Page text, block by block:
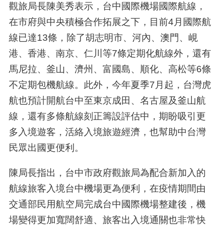
觀旅局長陳美秀表示，台中國際機場國際航線，
在市府與中央積極合作拓展之下，目前4月國際航
線已達13條，除了胡志明市、河內、澳門、峴
港、香港、南京、仁川等7條定期化航線外，還有
馬尼拉、釜山、濟州、富國島、順化、高松等6條
不定期包機航線。此外，今年夏季7月起，台灣虎
航也預計開航台中至東京成田、名古屋及釜山航
線，還有多條航線刻正籌設評估中，期盼吸引更
多入境遊客，活絡入境旅遊經濟，也幫助中台灣
民眾出國更便利。
陳局長指出，台中市政府觀旅局為配合新加入的
航線旅客入境台中機場更為便利，在疫情期間由
交通部民用航空局完成台中國際機場整建後，機
場變得更加寬闊舒適、旅客出入境通關也非常快